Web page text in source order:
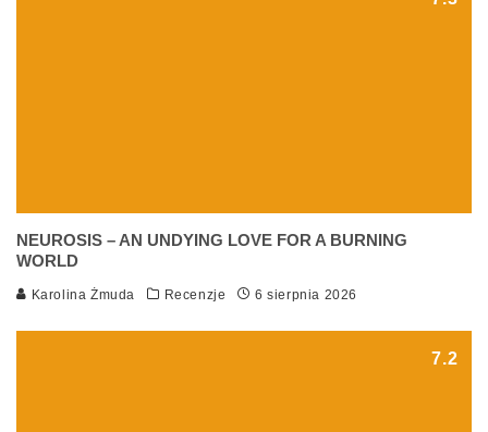
NEUROSIS – AN UNDYING LOVE FOR A BURNING
WORLD
Karolina Żmuda Recenzje 6 sierpnia 2026
7.2